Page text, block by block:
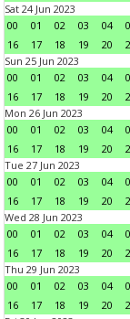
Sat 24 Jun 2023
00
01 02 03 04
16
17 18 19 20
Sun 25 Jun 2023
00
01 02 03 04
16
17 18 19 20
Mon 26 Jun 2023
00
01 02 03 04
16
17 18 19 20
Tue 27 Jun 2023
00
01 02 03 04
16
17 18 19 20
Wed 28 Jun 2023
00
01 02 03 04
16
17 18 19 20
Thu 29 Jun 2023
00
01 02 03 04
16
17 18 19 20